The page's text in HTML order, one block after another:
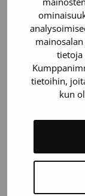
tietoja
tietoihin,
kun
28